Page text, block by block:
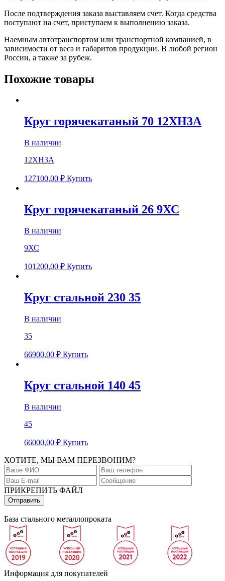
После подтверждения заказа выставляем счет. Когда средства
поступают на счет, приступаем к выполнению заказа.
Наемным автотранспортом или транспортной компанией, в
зависимости от веса и габаритов продукции. В любой регион
России, а также за рубеж.
Похожие товары
Круг горячекатаный 70 12ХН3А
В наличии
12ХН3А
127100,00 ₽ Купить
Круг горячекатаный 26 9ХС
В наличии
9ХС
101200,00 ₽ Купить
Круг стальной 230 35
В наличии
35
66900,00 ₽ Купить
Круг стальной 140 45
В наличии
45
66000,00 ₽ Купить
ХОТИТЕ, МЫ ВАМ ПЕРЕЗВОНИМ?
ПРИКРЕПИТЬ ФАЙЛ
База стального металлопроката
Информация для покупателей